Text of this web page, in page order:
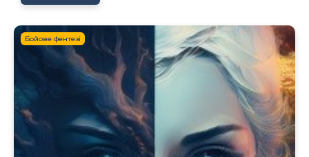
Бойове фентезі